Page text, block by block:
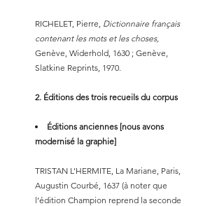
RICHELET, Pierre, Dictionnaire français
contenant les mots et les choses,
Genève, Widerhold, 1630 ; Genève,
Slatkine Reprints, 1970.
2. Éditions des trois recueils du corpus
Éditions anciennes [nous avons
modernisé la graphie]
TRISTAN L’HERMITE, La Mariane, Paris,
Augustin Courbé, 1637 (à noter que
l’édition Champion reprend la seconde